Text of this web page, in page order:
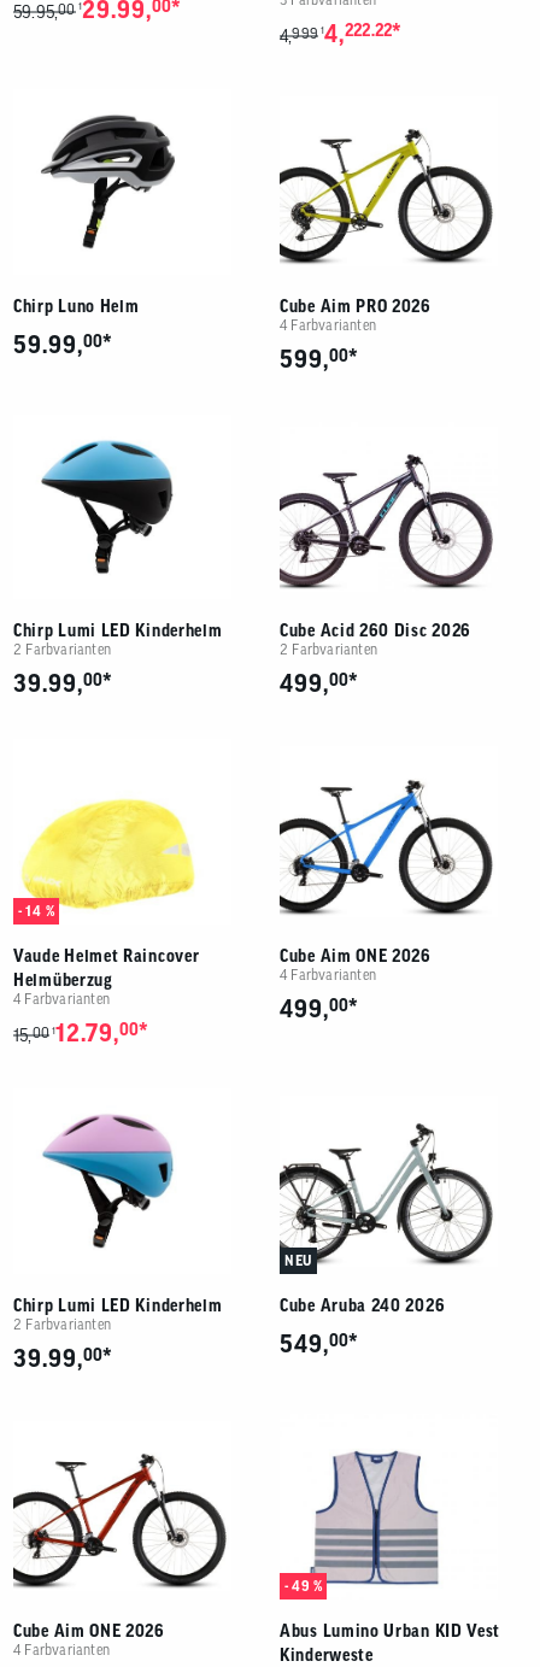
59.95,00 129.99,00*
4,999 14,222.22*
Chirp Luno Helm
59.99,00*
Cube Aim PRO 2026
4 Farbvarianten
599,00*
Chirp Lumi LED Kinderhelm
2 Farbvarianten
39.99,00*
Cube Acid 260 Disc 2026
2 Farbvarianten
499,00*
- 14 %
Vaude Helmet Raincover
Helmüberzug
4 Farbvarianten
15,00 112.79,00*
Cube Aim ONE 2026
4 Farbvarianten
499,00*
Chirp Lumi LED Kinderhelm
2 Farbvarianten
39.99,00*
NEU
Cube Aruba 240 2026
549,00*
Cube Aim ONE 2026
4 Farbvarianten
- 49 %
Abus Lumino Urban KID Vest
Kinderweste